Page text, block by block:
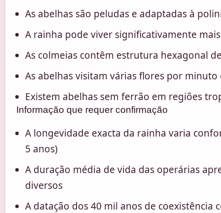
As abelhas são peludas e adaptadas à
A rainha pode viver significativamente
As colmeias contêm estrutura hexagonal
As abelhas visitam várias flores por
Existem abelhas sem ferrão em regiões
Informação que requer confirmação
A longevidade exacta da rainha varia
5 anos)
A duração média de vida das operárias
diversos
A datação dos 40 mil anos de coexistência